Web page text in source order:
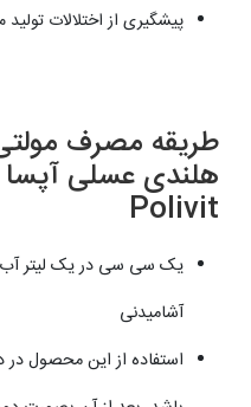
پیشگیری از اختلالات
طریقه مصرف
Polivit
آشامیدنی